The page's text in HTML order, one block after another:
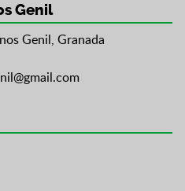
Genil
Genil, Granada